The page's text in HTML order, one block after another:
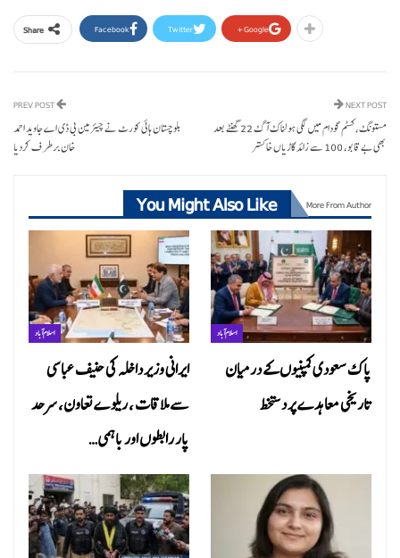
Share Facebook Twitter Google+
بلوچستان ہائی کورٹ نے چیئرمین بی ڈی اے جاوید احمد
خان برطر ف کردیا
NEXT POST
مستونگ،کسٹم گودام میں لگی ہولناک آگ 22 گھنٹے بعد
بھی بے قابو، 100 سے زائد گاڑیاں خاکستر
You Might Also Like More From Author
اسلام آباد
ایرانی وزیر داخلہ کی حنیف عباسی
سے ملاقات ، ریلوے تعاون، سرحد
پار رابطوں اور باہمی…
اسلام آباد
پاک سعودی کمپنیوں کے درمیان
تاریخی معاہدے پر دستخط